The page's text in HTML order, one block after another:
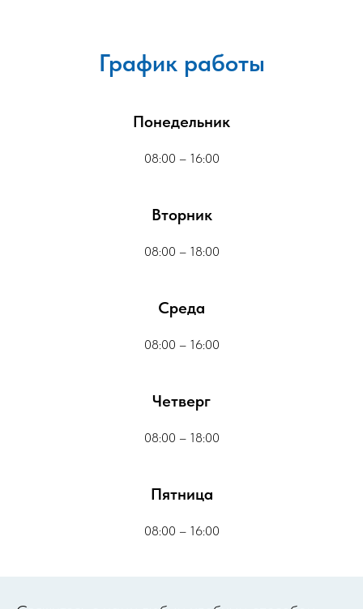
График работы
Понедельник
08:00 – 16:00
Вторник
08:00 – 18:00
Среда
08:00 – 16:00
Четверг
08:00 – 18:00
Пятница
08:00 – 16:00